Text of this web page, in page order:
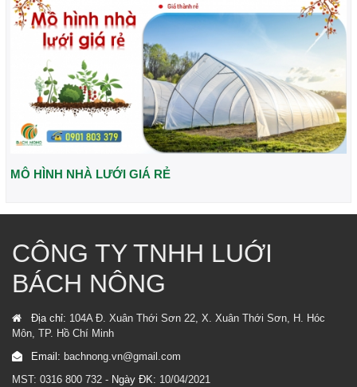
MÔ HÌNH NHÀ LƯỚI GIÁ RẺ
CÔNG TY TNHH LUỚI
BÁCH NÔNG
Địa chỉ: 104A Đ. Xuân Thới Sơn 22, X. Xuân Thới Sơn, H. Hóc
Môn, TP. Hồ Chí Minh
Email: bachnong.vn@gmail.com
MST: 0316 800 732 - Ngày ĐK: 10/04/2021